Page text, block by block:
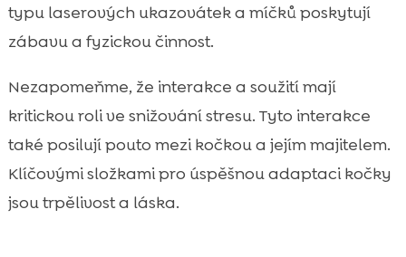
typu laserových ukazovátek a míčků poskytují
zábavu a fyzickou činnost.
Nezapomeňme, že interakce a soužití mají
kritickou roli ve snižování stresu. Tyto interakce
také posilují pouto mezi kočkou a jejím majitelem.
Klíčovými složkami pro úspěšnou adaptaci kočky
jsou trpělivost a láska.